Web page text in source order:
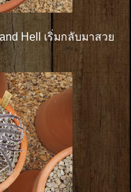
Hell เริ่มกลับมาสวย